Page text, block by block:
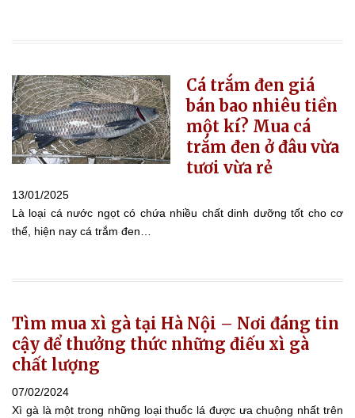
Cá trắm đen giá
bán bao nhiêu tiền
một kí? Mua cá
trắm đen ở đâu vừa
tươi vừa rẻ
13/01/2025
Là loại cá nước ngọt có chứa nhiều chất dinh dưỡng tốt cho cơ
thể, hiện nay cá trắm đen…
Tìm mua xì gà tại Hà Nội – Nơi đáng tin
cậy để thưởng thức những điếu xì gà
chất lượng
07/02/2024
Xì gà là một trong những loại thuốc lá được ưa chuộng nhất trên